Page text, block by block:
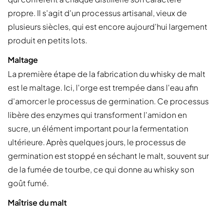
propre. Il s'agit d'un processus artisanal, vieux de
plusieurs siècles, qui est encore aujourd'hui largement
produit en petits lots.
Maltage
La première étape de la fabrication du whisky de malt
est le maltage. Ici, l'orge est trempée dans l'eau afin
d'amorcer le processus de germination. Ce processus
libère des enzymes qui transforment l'amidon en
sucre, un élément important pour la fermentation
ultérieure. Après quelques jours, le processus de
germination est stoppé en séchant le malt, souvent sur
de la fumée de tourbe, ce qui donne au whisky son
goût fumé.
Maîtrise du malt